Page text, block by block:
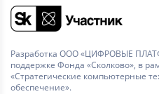
Разработка ООО «ЦИФРОВЫЕ
поддержке Фонда «Сколково», в
«Стратегические компьютерные
обеспечение».